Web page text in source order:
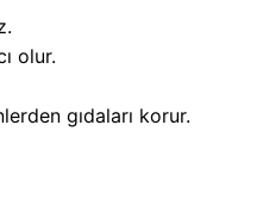
olur.
gıdaları korur.